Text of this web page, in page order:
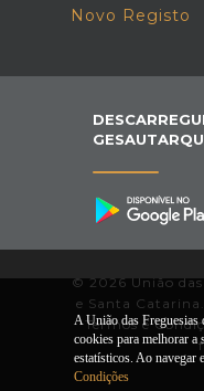
Novo Registo
© 2026 União das
e Santa
Termos e
A União das Freguesias
cookies para melhorar a
estatísticos. Ao navegar
Condições